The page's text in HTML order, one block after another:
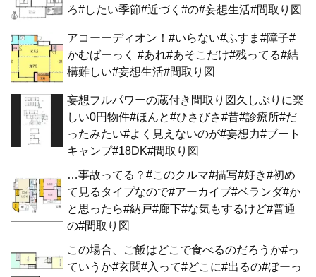
ろ#したい季節#近づく#の#妄想生活#間取り図
アコーーディオン！#いらない#ふすま#障子#
かむばーっく #あれ#あそこだけ#残ってる#結
構難しい#妄想生活#間取り図
妄想フルパワーの蔵付き間取り図久しぶりに楽
しい0円物件#ほんと#ひさびさ#昔#診療所#だ
ったみたい#よく見えないのが#妄想力#ブート
キャンプ#18DK#間取り図
…事故ってる？#このクルマ#描写#好き#初め
て見るタイプなので#アーカイブ#ベランダ#か
と思ったら#納戸#廊下#な気もするけど#普通
の#間取り図
この場合、ご飯はどこで食べるのだろうか#っ
ていうか#玄関#入って#どこに#出るの#ぼーっ